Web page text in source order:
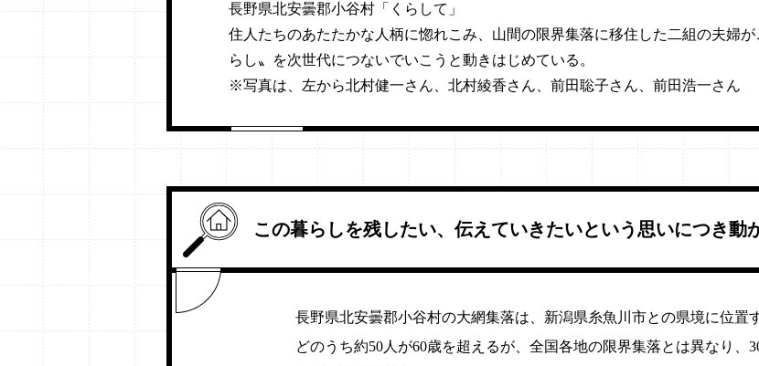
長野県北安曇郡小谷村「くらして」
住人たちのあたたかな人柄に惚れこみ、山間の限界集落に移住した二組の夫婦
らし〟を次世代につないでいこうと動きはじめている。
※写真は、左から北村健一さん、北村綾香さん、前田聡子さん、前田浩一さん
この暮らしを残したい、伝えていきたいという思いにつき動
長野県北安曇郡小谷村の大網集落は、新潟県糸魚川市との県境に位置
どのうち約50人が60歳を超えるが、全国各地の限界集落とは異なり、